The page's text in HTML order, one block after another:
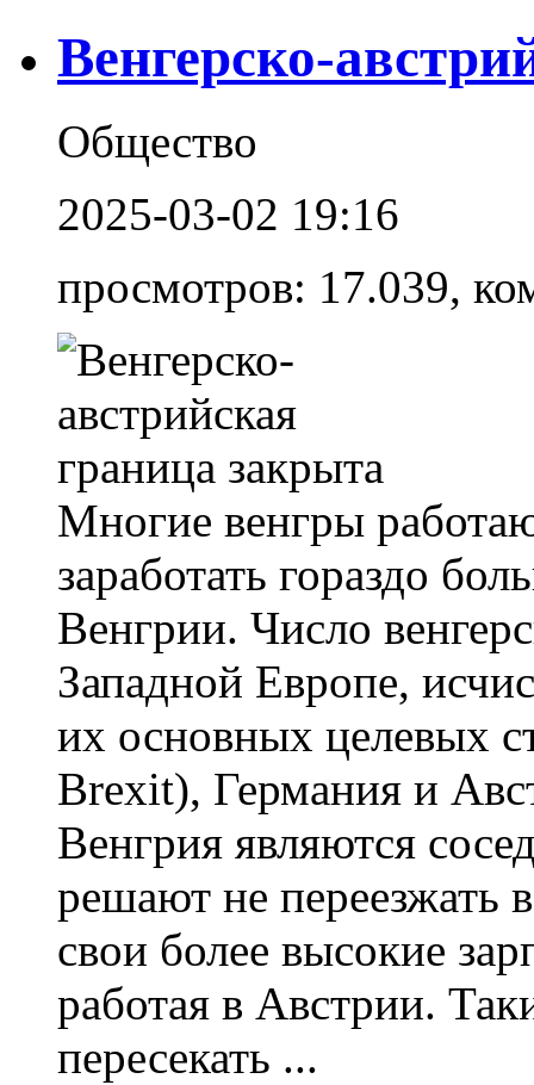
Венгерско-
Общество
2025-03-02 19:16
просмотров: 17.039,
Многие венгры
заработать гораздо
Венгрии. Число
Западной Европе,
их основных целевых
Brexit), Германия и
Венгрия являются
решают не переезжать
свои более высокие
работая в Австрии.
пересекать ...